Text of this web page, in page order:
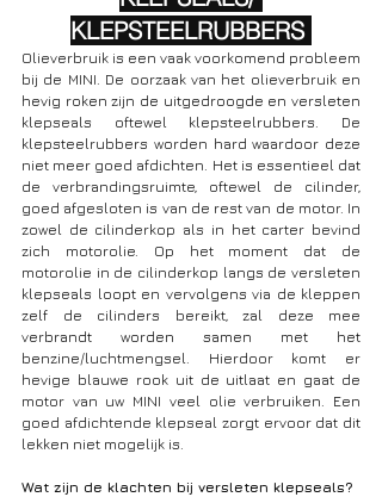
KLEPSTEELRUBBERS
Olieverbruik is een vaak voorkomend probleem
bij de MINI. De oorzaak van het olieverbruik en
hevig roken zijn de uitgedroogde en versleten
klepseals oftewel klepsteelrubbers. De
klepsteelrubbers worden hard waardoor deze
niet meer goed afdichten. Het is essentieel dat
de verbrandingsruimte, oftewel de cilinder,
goed afgesloten is van de rest van de motor. In
zowel de cilinderkop als in het carter bevind
zich motorolie. Op het moment dat de
motorolie in de cilinderkop langs de versleten
klepseals loopt en vervolgens via de kleppen
zelf de cilinders bereikt, zal deze mee
verbrandt worden samen met het
benzine/luchtmengsel. Hierdoor komt er
hevige blauwe rook uit de uitlaat en gaat de
motor van uw MINI veel olie verbruiken. Een
goed afdichtende klepseal zorgt ervoor dat dit
lekken niet mogelijk is.
Wat zijn de klachten bij versleten klepseals?